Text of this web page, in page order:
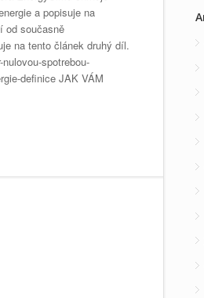
a popisuje na
od současně
na tento článek druhý díl.
spotrebou-
definice JAK VÁM